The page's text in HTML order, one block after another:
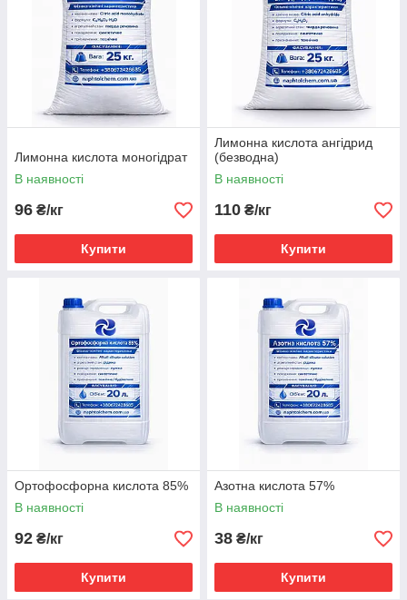
Лимонна кислота моногідрат
В наявності
96 ₴/кг
Купити
Лимонна кислота ангідрид
(безводна)
В наявності
110 ₴/кг
Купити
Ортофосфорна кислота 85%
В наявності
92 ₴/кг
Купити
Азотна кислота 57%
В наявності
38 ₴/кг
Купити